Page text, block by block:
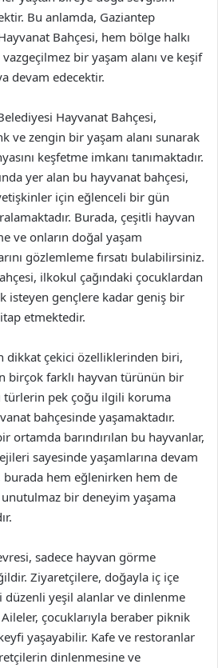
Bu anlamda, Gaziantep
Bahçesi, hem bölge halkı
bir yaşam alanı ve keşif
devam edecektir.
Hayvanat Bahçesi,
ve zengin bir yaşam alanı sunarak
keşfetme imkanı tanımaktadır.
yer alan bu hayvanat bahçesi,
için eğlenceli bir gün
Burada, çeşitli hayvan
ve onların doğal yaşam
gözlemleme fırsatı bulabilirsiniz.
ilkokul çağındaki çocuklardan
isteyen gençlere kadar geniş bir
etmektedir.
dikkat çekici özelliklerinden biri,
birçok farklı hayvan türünün bir
türlerin pek çoğu ilgili koruma
bahçesinde yaşamaktadır.
ortamda barındırılan bu hayvanlar,
sayesinde yaşamlarına devam
hem eğlenirken hem de
bir deneyim yaşama
sadece hayvan görme
Ziyaretçilere, doğayla iç içe
düzenli yeşil alanlar ve dinlenme
çocuklarıyla beraber piknik
yaşayabilir. Kafe ve restoranlar
dinlenmesine ve